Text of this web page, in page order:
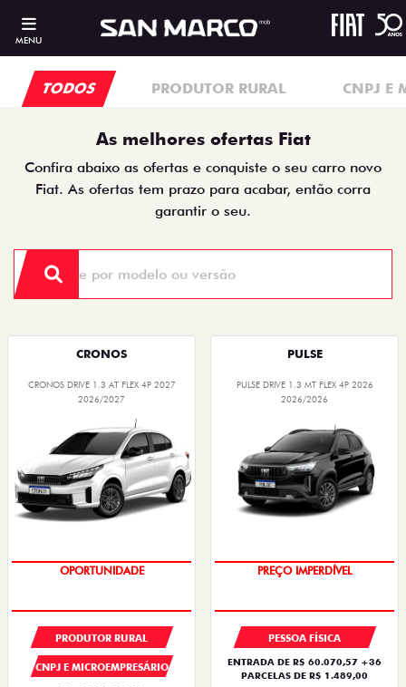
MENU
TODOS PRODUTOR RURAL CNPJ E
As melhores ofertas Fiat
Confira abaixo as ofertas e conquiste o seu carro novo
Fiat. As ofertas tem prazo para acabar, então corra
garantir o seu.
CRONOS
CRONOS DRIVE 1.3 AT FLEX 4P 2027
2026/2027
OPORTUNIDADE
PRODUTOR RURAL
CNPJ E MICROEMPRESÁRIO
PULSE
PULSE DRIVE 1.3 MT FLEX 4P 2026
2026/2026
OPORTUNIDADE
PESSOA FÍSICA
ENTRADA DE R$ 60.070,57 +36
PARCELAS DE R$ 1.489,00